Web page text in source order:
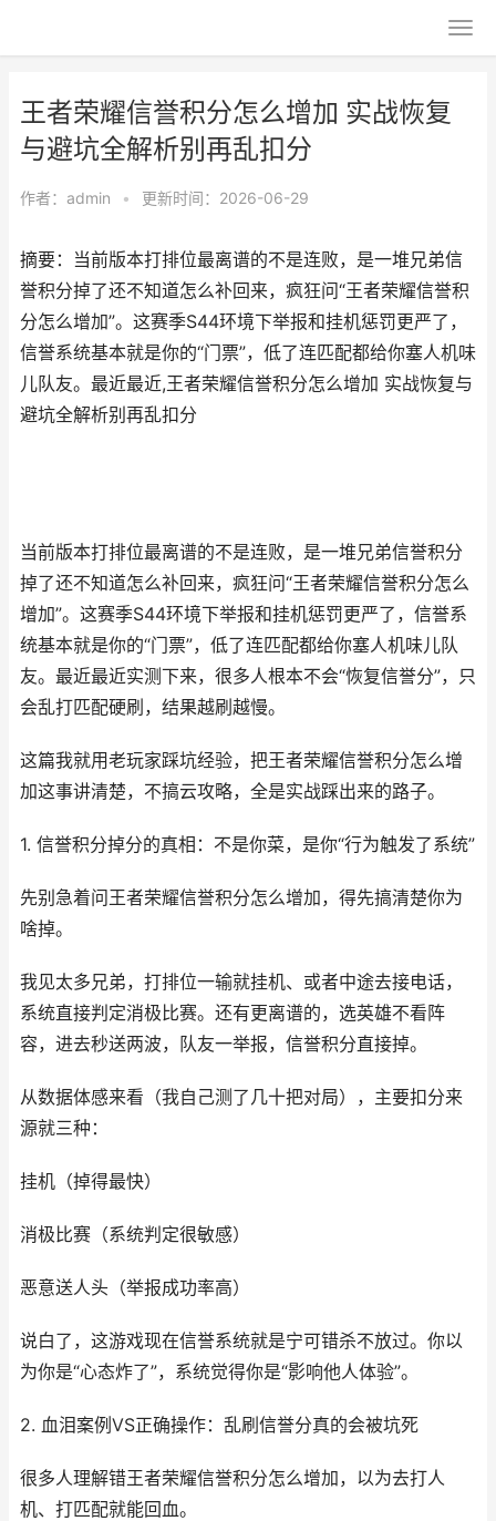
王者荣耀信誉积分怎么增加 实战恢复
与避坑全解析别再乱扣分
作者： admin • 更新时间：2026-06-29
摘要：当前版本打排位最离谱的不是连败，是一堆兄弟信
誉积分掉了还不知道怎么补回来，疯狂问“王者荣耀信誉积
分怎么增加”。这赛季S44环境下举报和挂机惩罚更严了，
信誉系统基本就是你的“门票”，低了连匹配都给你塞人机味
儿队友。最近最近,王者荣耀信誉积分怎么增加 实战恢复与
避坑全解析别再乱扣分
当前版本打排位最离谱的不是连败，是一堆兄弟信誉积分
掉了还不知道怎么补回来，疯狂问“王者荣耀信誉积分怎么
增加”。这赛季S44环境下举报和挂机惩罚更严了，信誉系
统基本就是你的“门票”，低了连匹配都给你塞人机味儿队
友。最近最近实测下来，很多人根本不会“恢复信誉分”，只
会乱打匹配硬刷，结果越刷越慢。
这篇我就用老玩家踩坑经验，把王者荣耀信誉积分怎么增
加这事讲清楚，不搞云攻略，全是实战踩出来的路子。
1. 信誉积分掉分的真相：不是你菜，是你“行为触发了系统”
先别急着问王者荣耀信誉积分怎么增加，得先搞清楚你为
啥掉。
我见太多兄弟，打排位一输就挂机、或者中途去接电话，
系统直接判定消极比赛。还有更离谱的，选英雄不看阵
容，进去秒送两波，队友一举报，信誉积分直接掉。
从数据体感来看（我自己测了几十把对局），主要扣分来
源就三种：
挂机（掉得最快）
消极比赛（系统判定很敏感）
恶意送人头（举报成功率高）
说白了，这游戏现在信誉系统就是宁可错杀不放过。你以
为你是“心态炸了”，系统觉得你是“影响他人体验”。
2. 血泪案例VS正确操作：乱刷信誉分真的会被坑死
很多人理解错王者荣耀信誉积分怎么增加，以为去打人
机、打匹配就能回血。